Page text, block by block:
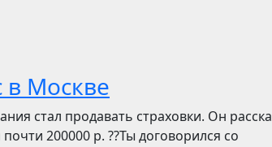
в Москве
стал продавать страховки. Он
200000 р. ??Ты договорился со